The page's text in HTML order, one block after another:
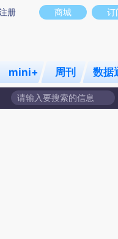
偏差。不代表财新观点和立场。
商城 订
册
mini+ 周刊 数据